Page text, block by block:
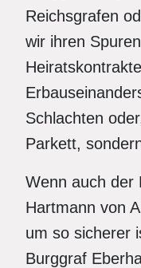
Reichsgrafen
wir ihren
Schlachten
Parkett,
Wenn auch der
Hartmann von
um so sicherer
Burggraf